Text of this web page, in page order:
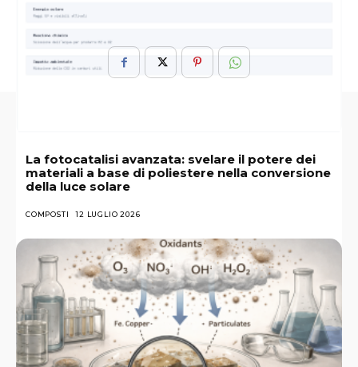
Nitrogenasi
La fotocatalisi avanzata: svelare il potere dei
materiali a base di poliestere nella conversione
della luce solare
COMPOSTI 12 LUGLIO 2026